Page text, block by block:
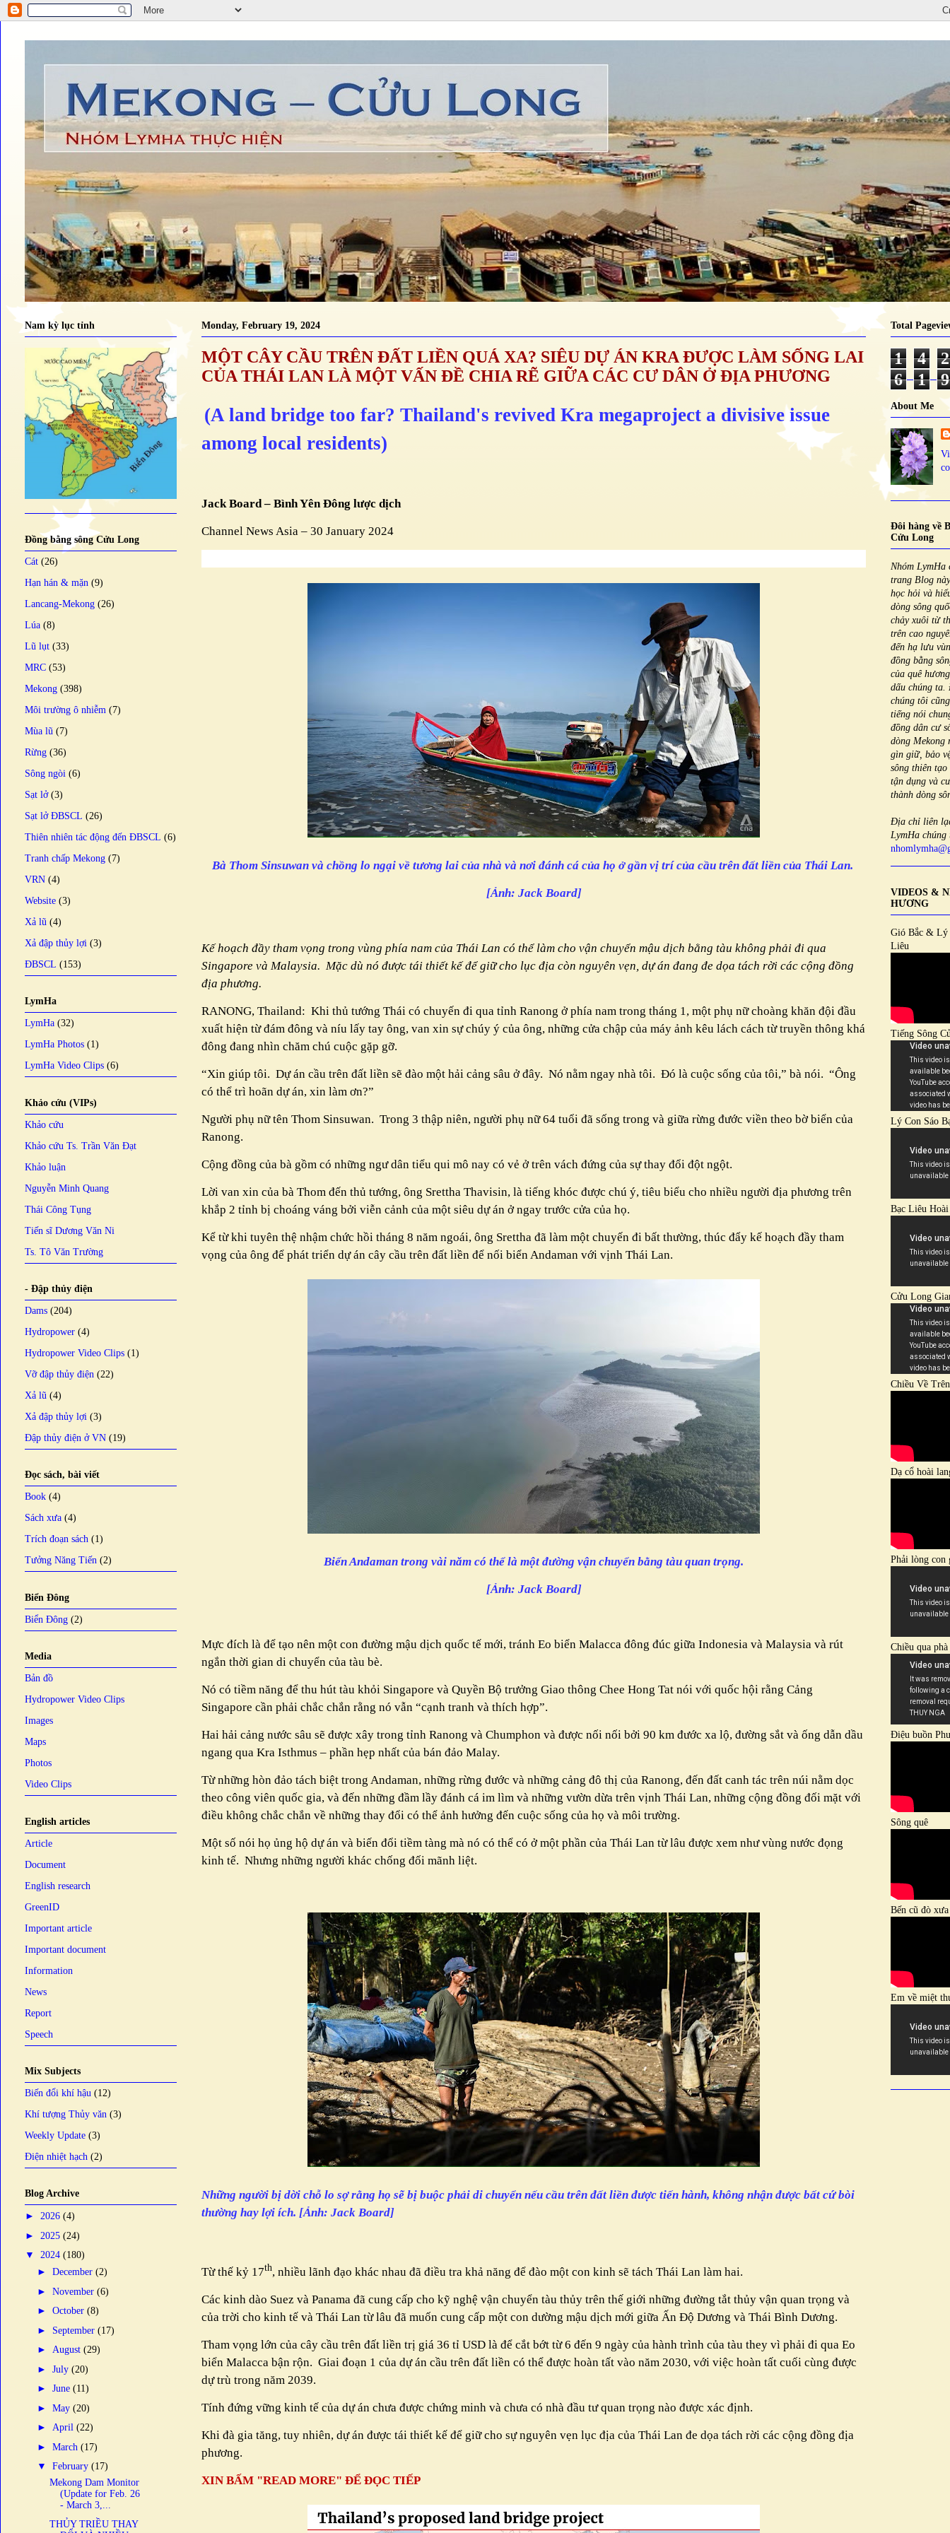
Monday, February 19, 2024
MỘT CÂY CẦU TRÊN ĐẤT LIỀN QUÁ XA? SIÊU DỰ ÁN KRA ĐƯỢC LÀM SỐNG LAI
CỦA THÁI LAN LÀ MỘT VẤN ĐỀ CHIA RẼ GIỮA CÁC CƯ DÂN Ở ĐỊA PHƯƠNG
(A land bridge too far? Thailand's revived Kra megaproject a divisive issue
among local residents)
Jack Board – Bình Yên Đông lược dịch
Channel News Asia – 30 January 2024
Bà Thom Sinsuwan và chồng lo ngại về tương lai của nhà và nơi đánh cá của họ ở gần vị trí của cầu trên đất liền của Thái Lan.
[Ảnh: Jack Board]
Kế hoạch đầy tham vọng trong vùng phía nam của Thái Lan có thể làm cho vận chuyển mậu dịch bằng tàu không phải đi qua
Singapore và Malaysia. Mặc dù nó được tái thiết kế để giữ cho lục địa còn nguyên vẹn, dự án đang đe dọa tách rời các cộng đồng
địa phương.
RANONG, Thailand: Khi thủ tướng Thái có chuyến đi qua tỉnh Ranong ở phía nam trong tháng 1, một phụ nữ choàng khăn đội đầu
xuất hiện từ đám đông và níu lấy tay ông, van xin sự chúy ý của ông, những cửa chập của máy ảnh kêu lách cách từ truyền thông khá
đông đang nhìn chăm chú cuộc gặp gỡ.
“Xin giúp tôi. Dự án cầu trên đất liền sẽ đào một hải cảng sâu ở đây. Nó nằm ngay nhà tôi. Đó là cuộc sống của tôi,” bà nói. “Ông
có thể trì hoãn dự án, xin làm ơn?”
Người phụ nữ tên Thom Sinsuwan. Trong 3 thập niên, người phụ nữ 64 tuổi đã sống trong và giữa rừng đước viền theo bờ biển của
Ranong.
Cộng đồng của bà gồm có những ngư dân tiểu qui mô nay có vẻ ở trên vách đứng của sự thay đổi đột ngột.
Lời van xin của bà Thom đến thủ tướng, ông Srettha Thavisin, là tiếng khóc được chú ý, tiêu biểu cho nhiều người địa phương trên
khắp 2 tỉnh bị choáng váng bởi viễn cảnh của một siêu dự án ở ngay trước cửa của họ.
Kể từ khi tuyên thệ nhậm chức hồi tháng 8 năm ngoái, ông Srettha đã làm một chuyến đi bất thường, thúc đẩy kế hoạch đầy tham
vọng của ông để phát triển dự án cây cầu trên đất liền để nối biển Andaman với vịnh Thái Lan.
Biển Andaman trong vài năm có thể là một đường vận chuyển bằng tàu quan trọng.
[Ảnh: Jack Board]
Mực đích là để tạo nên một con đường mậu dịch quốc tế mới, tránh Eo biển Malacca đông đúc giữa Indonesia và Malaysia và rút
ngắn thời gian di chuyển của tàu bè.
Nó có tiềm năng để thu hút tàu khỏi Singapore và Quyền Bộ trưởng Giao thông Chee Hong Tat nói với quốc hội rằng Cảng
Singapore cần phải chắc chắn rằng nó vẫn “cạnh tranh và thích hợp”.
Hai hải cảng nước sâu sẽ được xây trong tỉnh Ranong và Chumphon và được nối nối bởi 90 km đước xa lộ, đường sắt và ống dẫn dầu
ngang qua Kra Isthmus – phần hẹp nhất của bán đảo Malay.
Từ những hòn đảo tách biệt trong Andaman, những rừng đước và những cảng đô thị của Ranong, đến đất canh tác trên núi nằm dọc
theo công viên quốc gia, và đến những đầm lầy đánh cá im lìm và những vườn dừa trên vịnh Thái Lan, những cộng đồng đối mặt với
điều không chắc chắn về những thay đổi có thể ảnh hưởng đến cuộc sống của họ và môi trường.
Một số nói họ ủng hộ dự án và biến đổi tiềm tàng mà nó có thể có ở một phần của Thái Lan từ lâu được xem như vùng nước đọng
kinh tế. Nhưng những người khác chống đối mãnh liệt.
Những người bị dời chỗ lo sợ rằng họ sẽ bị buộc phải di chuyển nếu cầu trên đất liền được tiến hành, không nhận được bất cứ bòi
thường hay lợi ích. [Ảnh: Jack Board]
Từ thế kỷ 17th, nhiều lãnh đạo khác nhau đã điều tra khả năng để đào một con kinh sẽ tách Thái Lan làm hai.
Các kinh dào Suez và Panama đã cung cấp cho kỹ nghệ vận chuyển tàu thủy trên thế giới những đường tắt thủy vận quan trọng và
của trời cho kinh tế và Thái Lan từ lâu đã muốn cung cấp một con dường mậu dịch mới giữa Ấn Độ Dương và Thái Bình Dương.
Tham vọng lớn của cây cầu trên đất liền trị giá 36 tỉ USD là để cắt bớt từ 6 đến 9 ngày của hành trình của tàu they vì phải đi qua Eo
biển Malacca bận rộn. Giai đoạn 1 của dự án cầu trên đất liền có thể được hoàn tất vào năm 2030, với việc hoàn tất cuối cùng được
dự trù trong năm 2039.
Tính đứng vững kinh tế của dự án chưa được chứng minh và chưa có nhà đầu tư quan trọng nào được xác định.
Khi đà gia tăng, tuy nhiên, dự án được tái thiết kế để giữ cho sự nguyên vẹn lục địa của Thái Lan đe dọa tách rời các cộng đồng địa
phương.
XIN BẤM "READ MORE" ĐỂ ĐỌC TIẾP
Nam kỳ lục tỉnh
Đồng bằng sông Cửu Long
Cát (26)
Hạn hán & mặn (9)
Lancang-Mekong (26)
Lúa (8)
Lũ lụt (33)
MRC (53)
Mekong (398)
Môi trường ô nhiễm (7)
Mùa lũ (7)
Rừng (36)
Sông ngòi (6)
Sạt lở (3)
Sạt lở ĐBSCL (26)
Thiên nhiên tác động đến ĐBSCL (6)
Tranh chấp Mekong (7)
VRN (4)
Website (3)
Xả lũ (4)
Xả đập thủy lợi (3)
ĐBSCL (153)
LymHa
LymHa (32)
LymHa Photos (1)
LymHa Video Clips (6)
Khảo cứu (VIPs)
Khảo cứu
Khảo cứu Ts. Trần Văn Đạt
Khảo luận
Nguyễn Minh Quang
Thái Công Tụng
Tiến sĩ Dương Văn Ni
Ts. Tô Văn Trường
- Đập thủy điện
Dams (204)
Hydropower (4)
Hydropower Video Clips (1)
Vỡ đập thủy điện (22)
Xả lũ (4)
Xả đập thủy lợi (3)
Đập thủy điện ở VN (19)
Đọc sách, bài viết
Book (4)
Sách xưa (4)
Trích đoạn sách (1)
Tưởng Năng Tiến (2)
Biển Đông
Biển Đông (2)
Media
Bản đồ
Hydropower Video Clips
Images
Maps
Photos
Video Clips
English articles
Article
Document
English research
GreenID
Important article
Important document
Information
News
Report
Speech
Mix Subjects
Biến đổi khí hậu (12)
Khí tượng Thủy văn (3)
Weekly Update (3)
Điện nhiệt hạch (2)
Blog Archive
► 2026 (4)
► 2025 (24)
▼ 2024 (180)
► December (2)
► November (6)
► October (8)
► September (17)
► August (29)
► July (20)
► June (11)
► May (20)
► April (22)
► March (17)
▼ February (17)
Mekong Dam Monitor
(Update for Feb. 26
- March 3,...
THỦY TRIỀU THAY
Total
1 4
2
6
1 9
About Me
Đôi hàng về
Cửu Long
Nhóm LymHa
trang Blog
học hỏi và
dòng sông
chảy xuôi từ
trên cao
đến hạ lưu
đồng bằng
của quê
dấu chúng
chúng tôi
tiếng nói
đồng dân cư
dòng Mekong
gìn giữ, bảo
sông thiên
tận dụng và
thành dòng
Địa chỉ liên
LymHa
VIDEOS &
HƯƠNG
Gió Bắc & Lý
Liêu
Tiếng Sông
Lý Con Sáo
Bạc Liêu
Cửu Long
Chiều Về
Dạ cổ hoài
Phải lòng con
Chiều qua
Điệu buồn
Sông quê
Bến cũ đò xưa
Em về miệt